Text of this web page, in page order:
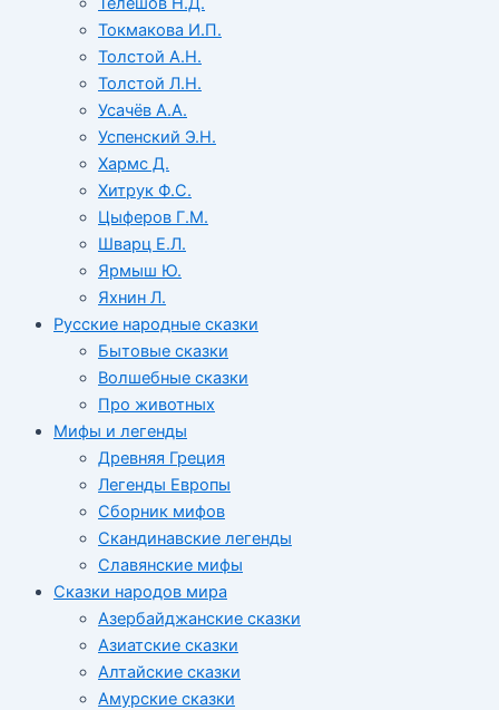
Токмакова И.П.
Толстой А.Н.
Толстой Л.Н.
Усачёв А.А.
Успенский Э.Н.
Хармс Д.
Хитрук Ф.С.
Цыферов Г.М.
Шварц Е.Л.
Ярмыш Ю.
Яхнин Л.
Русские народные сказки
Бытовые сказки
Волшебные сказки
Про животных
Мифы и легенды
Древняя Греция
Легенды Европы
Сборник мифов
Скандинавские легенды
Славянские мифы
Сказки народов мира
Азербайджанские сказки
Азиатские сказки
Алтайские сказки
Амурские сказки